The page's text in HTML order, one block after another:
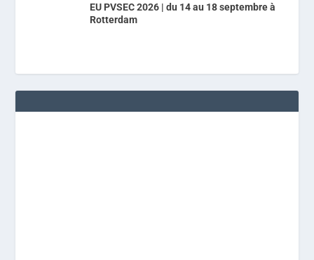
EU PVSEC 2026 | du 14 au 18 septembre à
Rotterdam